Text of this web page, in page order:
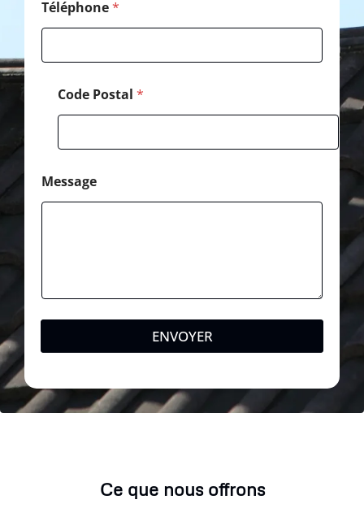
a
e
Téléphone*
Code Postal *
Message
ENVOYER
Ce que nous offrons